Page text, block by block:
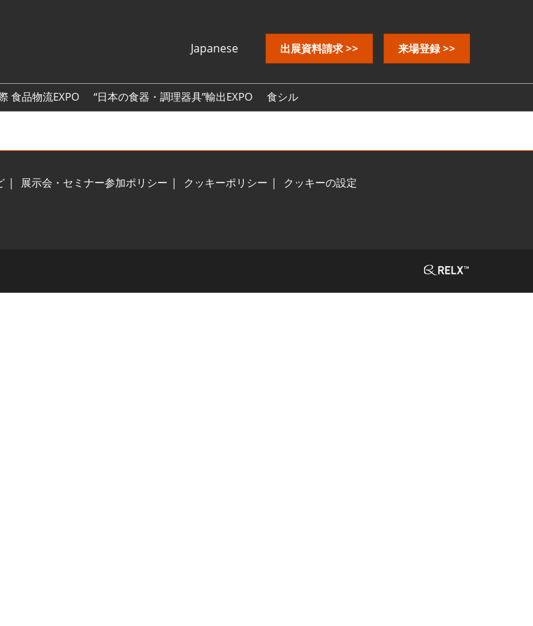
Japanese
English
简体中文
한국어
出展資料請求 >> 来場登録 >>
食品物流EXPO “日本の食器・調理器具”輸出EXPO 食シル
展示会・セミナー参加ポリシー クッキーポリシー クッキーの設定